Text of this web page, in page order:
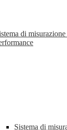
di
Sistema di